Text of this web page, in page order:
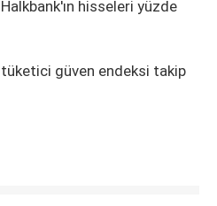
hisseleri yüzde
güven endeksi takip